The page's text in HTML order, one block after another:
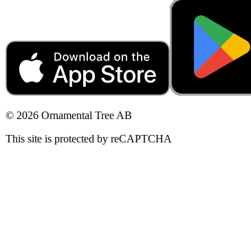
© 2026 Ornamental Tree AB
This site is protected by reCAPTCHA